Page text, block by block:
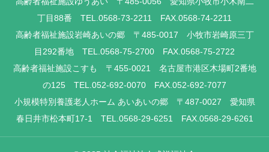
丁目88番 TEL.0568-73-2211 FAX.0568-74-2211
高齢者福祉施設岩崎あいの郷 〒485-0017 小牧市岩崎原三丁
目292番地 TEL.0568-75-2700 FAX.0568-75-2722
高齢者福祉施設こすも 〒455-0021 名古屋市港区木場町2番地
の125 TEL.052-692-0070 FAX.052-692-7077
小規模特別養護老人ホーム あいあいの郷 〒487-0027 愛知県
春日井市松本町17-1 TEL.0568-29-6251 FAX.0568-29-6261